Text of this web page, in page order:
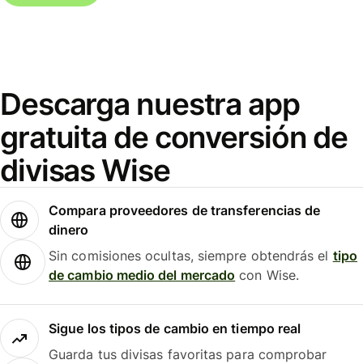
Descarga nuestra app
gratuita de conversión de
divisas Wise
Compara proveedores de transferencias de
dinero
Sin comisiones ocultas, siempre obtendrás el tipo
de cambio medio del mercado con Wise.
Sigue los tipos de cambio en tiempo real
Guarda tus divisas favoritas para comprobar